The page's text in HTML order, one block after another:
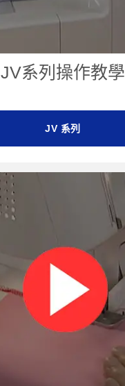
JV系列操作教學
JV 系列